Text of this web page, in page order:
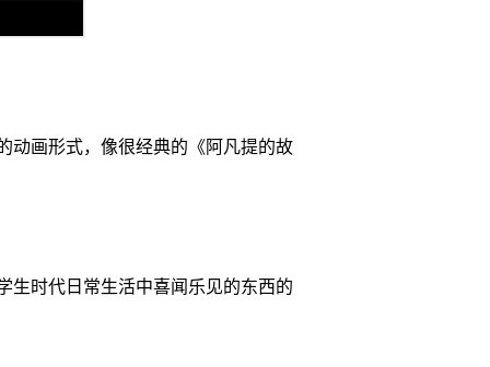
动画形式，像很经典的《阿凡提的故
生时代日常生活中喜闻乐见的东西的